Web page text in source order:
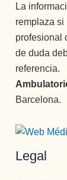
La
remplaza si
profesional
de duda
referencia.
Barcelona.
Legal